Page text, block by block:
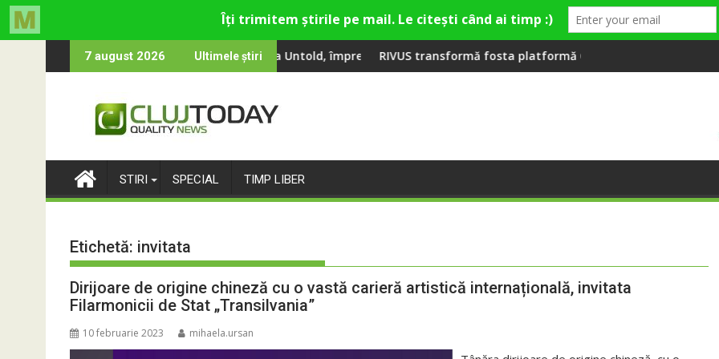
to
7 august 2026 Ultimele știri
Smiley și Theo Rose și comercianți români parteneri, în premieră la Fashion Village
000 de oameni au cântat, la Untold, împreună cu StingRIVUS transformă fosta platformă Carbochim într-un nou centru cultural și de
STIRI SPECIAL TIMP LIBER
Etichetă: invitata
Dirijoare de origine chineză cu o vastă carieră artistică internațională, invitata
Filarmonicii de Stat „Transilvania”
10 februarie 2023 mihaela.ursan